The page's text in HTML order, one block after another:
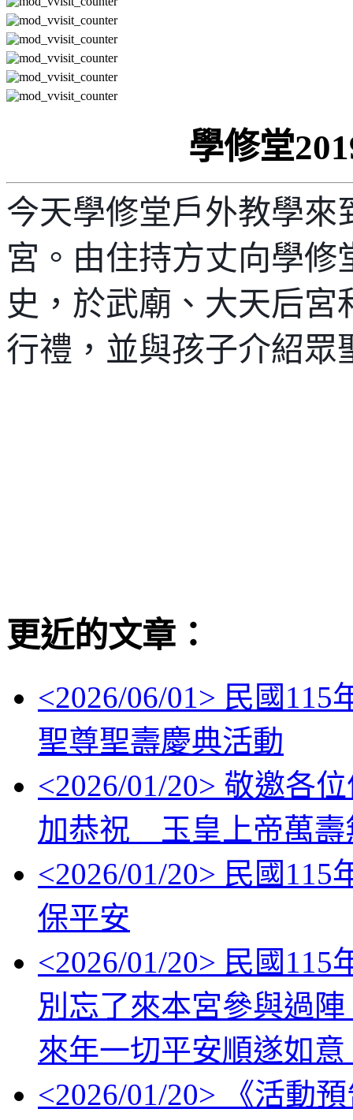
學修堂
今天學修堂戶外教學來
宮。由住持方丈向學
史，於武廟、大天后
行禮，並與孩子介紹眾
更近的文章：
<2026/06/01> 民國115
聖尊聖壽慶典活動
<2026/01/20> 敬邀各
加恭祝 玉皇上帝萬壽
<2026/01/20> 民國115
保平安
<2026/01/20> 民國115
別忘了來本宮參與過
來年一切平安順遂如
<2026/01/20> 《活動